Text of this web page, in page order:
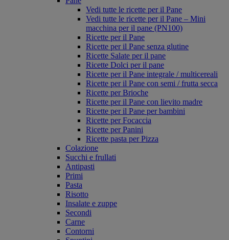
Vedi tutte le ricette per il Pane
Vedi tutte le ricette per il Pane – Mini
macchina per il pane (PN100)
Ricette per il Pane
Ricette per il Pane senza glutine
Ricette Salate per il pane
Ricette Dolci per il pane
Ricette per il Pane integrale / multicereali
Ricette per il Pane con semi / frutta secca
Ricette per Brioche
Ricette per il Pane con lievito madre
Ricette per il Pane per bambini
Ricette per Focaccia
Ricette per Panini
Ricette pasta per Pizza
Colazione
Succhi e frullati
Antipasti
Primi
Pasta
Risotto
Insalate e zuppe
Secondi
Carne
Contorni